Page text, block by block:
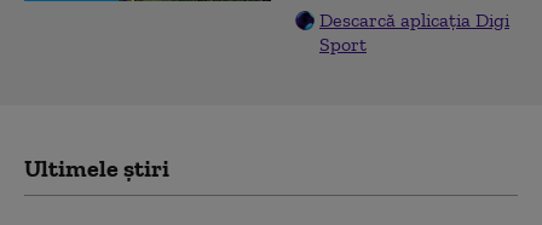
Descarcă aplicația Digi
Sport
Ultimele știri